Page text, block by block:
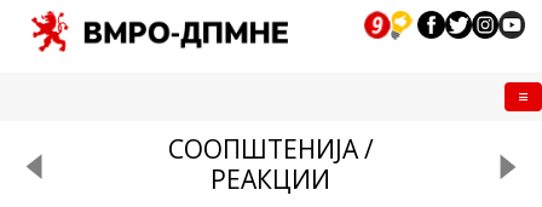
СООПШТЕНИЈА /
РЕАКЦИИ